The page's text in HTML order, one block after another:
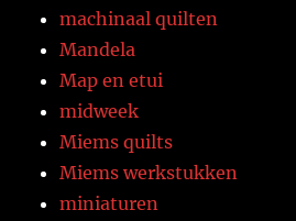
machinaal quilten
Mandela
Map en etui
midweek
Miems quilts
Miems werkstukken
miniaturen